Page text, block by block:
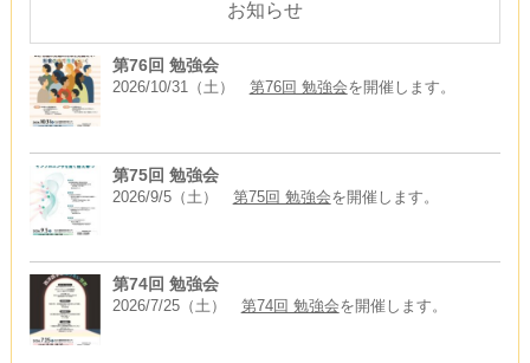
お知らせ
第76回 勉強会
2026/10/31（土） 第76回 勉強会を開催します。
第75回 勉強会
2026/9/5（土） 第75回 勉強会を開催します。
第74回 勉強会
2026/7/25（土） 第74回 勉強会を開催します。